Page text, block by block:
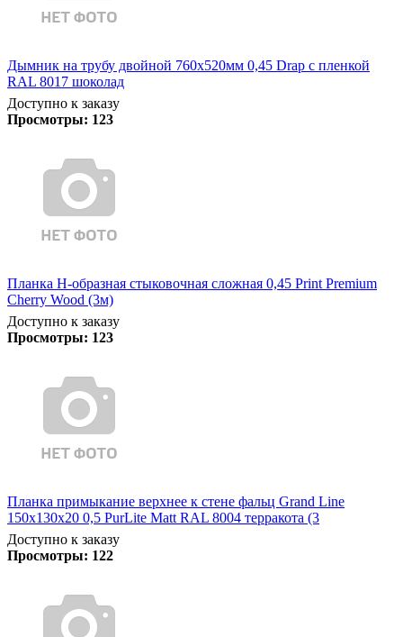
Дымник на трубу двойной 760х520мм 0,45 Drap с пленкой
RAL 8017 шоколад
Доступно к заказу
Просмотры: 123
Планка Н-образная стыковочная сложная 0,45 Print Premium
Cherry Wood (3м)
Доступно к заказу
Просмотры: 123
Планка примыкание верхнее к стене фальц Grand Line
150х130х20 0,5 PurLite Matt RAL 8004 терракота (3
Доступно к заказу
Просмотры: 122